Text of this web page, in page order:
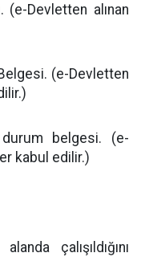
Devletten alınan
(e-Devletten
belgesi. (e-
kabul edilir.)
çalışıldığını